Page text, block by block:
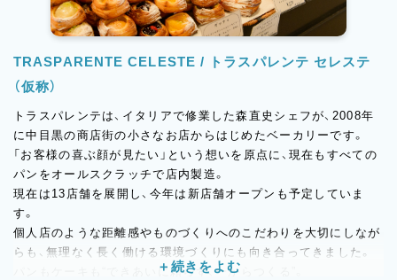
TRASPARENTE CELESTE / トラスパレンテ セレステ
（仮称）
トラスパレンテは、イタリアで修業した森直史シェフが、2008年
に中目黒の商店街の小さなお店からはじめたベーカリーです。
「お客様の喜ぶ顔が見たい」という想いを原点に、現在もすべての
パンをオールスクラッチで店内製造。
現在は13店舗を展開し、今年は新店舗オープンも予定していま
す。
個人店のような距離感やものづくりへのこだわりを大切にしなが
らも、無理なく長く働ける環境づくりにも向き合ってきました。
パンもケーキも“できあいに頼らず、一からつくる”。